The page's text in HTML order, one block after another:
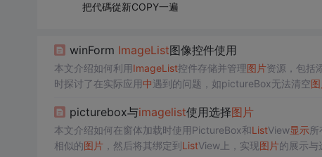
把代碼從新COPY一遍
winForm ImageList图像控件使用
本文介绍如何利用ImageList控件存储并管理图片资源，包括
时探讨了在实际应用中遇到的问题，如pictureBox无法清空
picturebox与imagelist使用选择图片
本文介绍如何在窗体加载时使用PictureBox和ListView显示所
相似的图片，然后将其绑定到ListView上，实现图片的展示与